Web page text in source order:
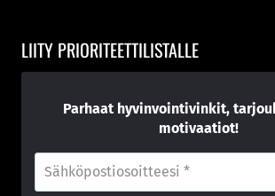
LIITY PRIORITEETTILISTALLE
Parhaat hyvinvointivinkit,
motivaatiot!